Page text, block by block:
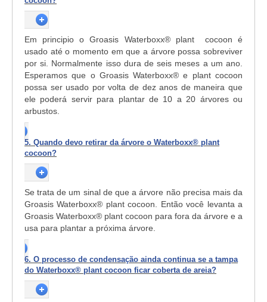
Em principio o Groasis Waterboxx® plant cocoon é
usado até o momento em que a árvore possa sobreviver
por si. Normalmente isso dura de seis meses a um ano.
Esperamos que o Groasis Waterboxx® e plant cocoon
possa ser usado por volta de dez anos de maneira que
ele poderá servir para plantar de 10 a 20 árvores ou
arbustos.
5. Quando devo retirar da árvore o Waterboxx® plant
cocoon?
Se trata de um sinal de que a árvore não precisa mais da
Groasis Waterboxx® plant cocoon. Então você levanta a
Groasis Waterboxx® plant cocoon para fora da árvore e a
usa para plantar a próxima árvore.
6. O processo de condensação ainda continua se a tampa
do Waterboxx® plant cocoon ficar coberta de areia?